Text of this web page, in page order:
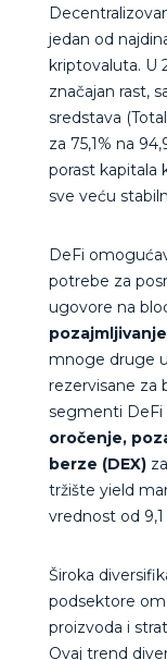
jedan od
kriptovaluta. U
značajan rast,
sredstava
za 75,1% na
porast kapitala
sve veću
DeFi
potrebe za
ugovore na
mnoge druge
rezervisane za
segmenti DeFi
oročenje,
berze (DEX)
tržište yield
vrednost od
Široka
podsektore
proizvoda i
Ovaj trend